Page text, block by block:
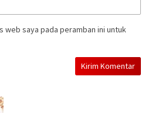
web saya pada peramban ini untuk